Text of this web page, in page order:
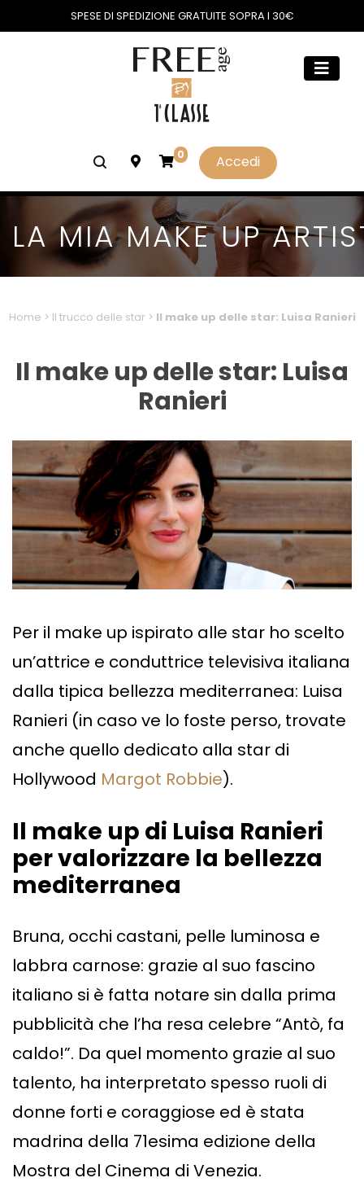
SPESE DI SPEDIZIONE GRATUITE SOPRA I 30€
0 Accedi
LA MIA MAKE UP
Home > Il trucco delle star > Il make up delle star: Luisa Ranieri
Il make up delle star: Luisa
Ranieri
Per il make up ispirato alle star ho scelto
un’attrice e conduttrice televisiva italiana
dalla tipica bellezza mediterranea: Luisa
Ranieri (in caso ve lo foste perso, trovate
anche quello dedicato alla star di
Hollywood Margot Robbie).
Il make up di Luisa Ranieri
per valorizzare la bellezza
mediterranea
Bruna, occhi castani, pelle luminosa e
labbra carnose: grazie al suo fascino
italiano si è fatta notare sin dalla prima
pubblicità che l’ha resa celebre “Antò, fa
caldo!”. Da quel momento grazie al suo
talento, ha interpretato spesso ruoli di
donne forti e coraggiose ed è stata
madrina della 71esima edizione della
Mostra del Cinema di Venezia.